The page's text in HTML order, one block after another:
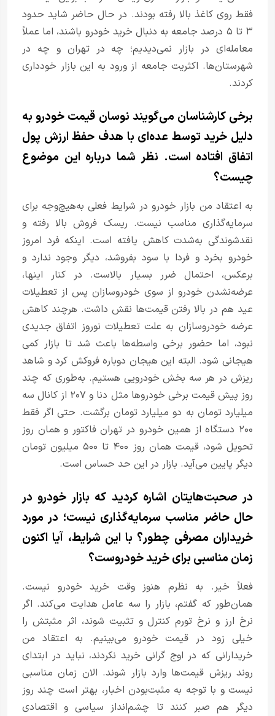
فقط روی کاغذ بالا رفته بودند. در حال حاضر شاید حدود
۳ تا ۵ درصد جامعه به دنبال خرید خودرو باشند، اما عملاً
معامله‌ای در بازار نمی‌دیدیم؛ چه در تهران و چه در
شهرستان‌ها. اکثریت جامعه از ورود به این بازار خودداری
کردند.
برخی کارشناسان می‌گویند نوسان قیمت خودرو به
دلیل خرید توسط عده‌ای با هدف حفظ ارزش پول
اتفاق افتاده است. نظر شما درباره این موضوع
چیست؟
به اعتقاد من بازار خودرو در شرایط فعلی به‌هیچ‌وجه برای
سرمایه‌گذاری مناسب نیست. ریسک فروش بالا رفته و
نقدشوندگی به‌شدت کاهش یافته است. اینکه فرد امروز
خودرو بخرد و فردا با سود بفروشد، دیگر وجود ندارد و
برعکس، احتمال ضرر بسیار بالاست. در کنار اینها،
عرضه‌نشدن خودرو از سوی خودروسازان پس از تعطیلات
عید هم در بالا رفتن قیمت‌ها نقش داشت. هرچند کاهش
عرضه خودروسازان به علت تعطیلات نوروز اتفاق جدیدی
نبود، اما حضور برخی واسطه‌ها باعث شد تا بازار کمی
هیجانی شود. البته این هیجان دوباره فروکش کرد و شاهد
ریزش در هر سه بخش خودرویی هستیم. به‌طوری که چند
روز پیش قیمت برخی خودرو‌ها مثل دنا و ۲۰۷ از کانال سه
میلیارد تومان به دو میلیارد تومان برگشت. حتی اگر فقط
۲۰۰ دستگاه از همین خودرو در تهران فاکتور و همان روز
تحویل شود، قیمت همان روز ۴۰۰ تا ۵۰۰ میلیون تومان
دیگر پایین می‌آید. بازار در این حد حساس است.
در صحبت‌هایتان اشاره کردید که بازار خودرو در
حال حاضر مناسب سرمایه‌گذاری نیست؛ در مورد
خریداران مصرفی چطور؟ با این شرایط، آیا اکنون
زمان مناسبی برای خرید خودروست؟
فعلاً خیر. به نظرم هنوز وقت خرید خودرو نیست.
همان‌طور که گفتم، بازار را سه عامل هدایت می‌کند. اگر
نرخ ارز و نرخ تورم کنترل و تثبیت شوند، اثر مثبتش را
خیلی زود در قیمت خودرو می‌بینیم. به اعتقاد من
خریدارانی که در اوج گرانی خرید نکردند، نباید در ابتدای
روند ریزش قیمت‌ها وارد بازار شوند. الان زمان مناسبی
نیست و با توجه به مثبت‌بودن اخبار، بهتر است چند روز
دیگر هم صبر کنند تا چشم‌انداز سیاسی و اقتصادی